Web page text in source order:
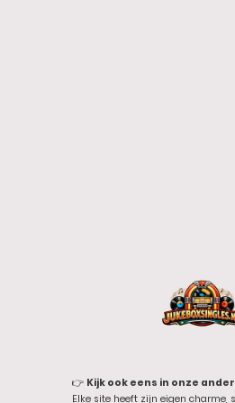
👉 Kijk ook eens in onze
Elke site heeft zijn eigen charme,